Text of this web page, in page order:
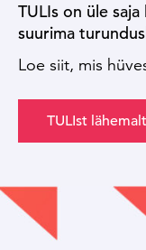
TULIs on üle
suurima
Loe siit, mis
TULIst lähemalt